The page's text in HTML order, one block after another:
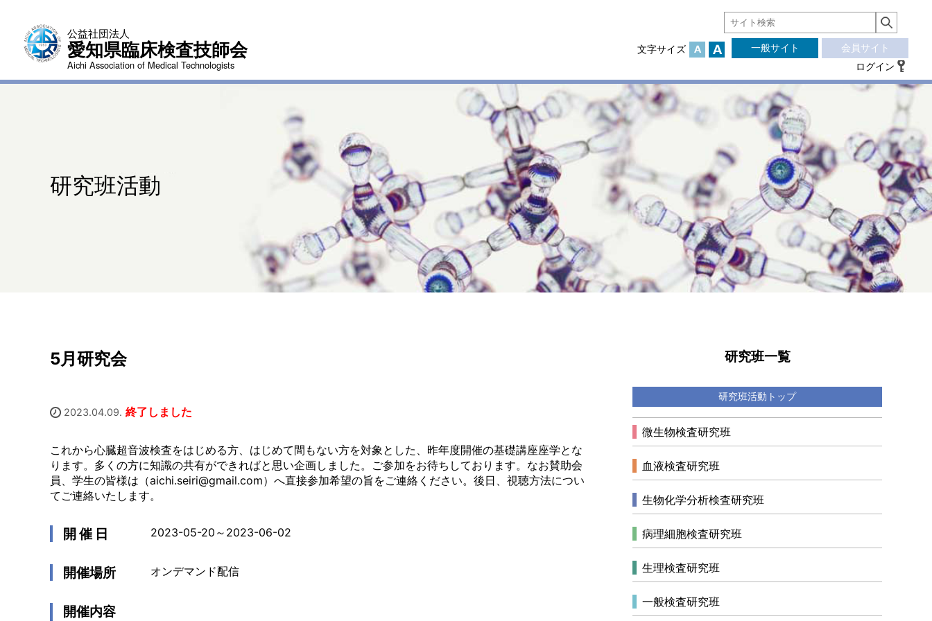
公益社団法人
愛知県臨床検査技師会
Aichi Association of Medical Technologists
文字サイズ 一般サイト
会員サイト
ログイン
研究班活動
5月研究会
2023.04.09. 終了しました
これから心臓超音波検査をはじめる方、はじめて間もない方を対象とした、昨年度開催の基礎講座座学とな
ります。多くの方に知識の共有ができればと思い企画しました。ご参加をお待ちしております。なお賛助会
員、学生の皆様は（aichi.seiri@gmail.com）へ直接参加希望の旨をご連絡ください。後日、視聴方法につい
てご連絡いたします。
開 催 日 2023-05-20～2023-06-02
開催場所 オンデマンド配信
開催内容
研究班一覧
研究班活動トップ
微生物検査研究班
血液検査研究班
生物化学分析検査研究班
病理細胞検査研究班
生理検査研究班
一般検査研究班